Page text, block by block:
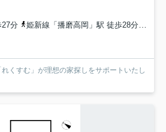
分
姫新線「播磨高岡」駅 徒歩28分
くすむ」が理想の家探しをサポートいたし